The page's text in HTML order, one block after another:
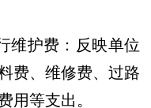
维护费：反映单位
费、维修费、过路
用等支出。